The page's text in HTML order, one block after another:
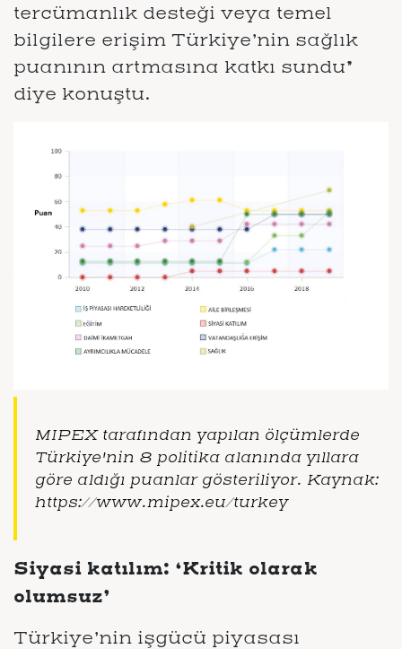
tercümanlık desteği veya temel
bilgilere erişim Türkiye’nin sağlık
puanının artmasına katkı sundu”
diye konuştu.
MIPEX tarafından yapılan ölçümlerde
Türkiye'nin 8 politika alanında yıllara
göre aldığı puanlar gösteriliyor. Kaynak:
https://www.mipex.eu/turkey
Siyasi katılım: ‘Kritik olarak
olumsuz’
Türkiye’nin işgücü piyasası